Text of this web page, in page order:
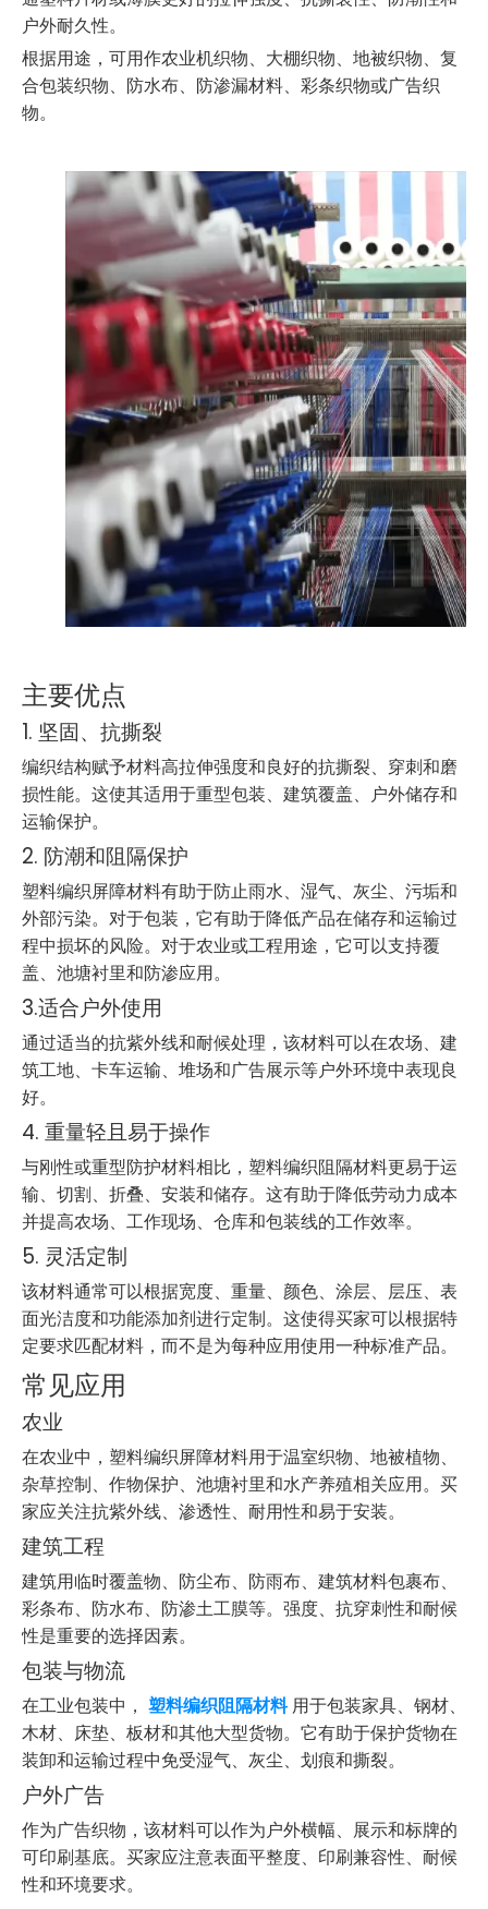
户外耐久性。
根据用途，可用作农业机织物、大棚织物、地被织物、复
合包装织物、防水布、防渗漏材料、彩条织物或广告织
物。
主要优点
1. 坚固、抗撕裂
编织结构赋予材料高拉伸强度和良好的抗撕裂、穿刺和磨
损性能。这使其适用于重型包装、建筑覆盖、户外储存和
运输保护。
2. 防潮和阻隔保护
塑料编织屏障材料有助于防止雨水、湿气、灰尘、污垢和
外部污染。对于包装，它有助于降低产品在储存和运输过
程中损坏的风险。对于农业或工程用途，它可以支持覆
盖、池塘衬里和防渗应用。
3.适合户外使用
通过适当的抗紫外线和耐候处理，该材料可以在农场、建
筑工地、卡车运输、堆场和广告展示等户外环境中表现良
好。
4. 重量轻且易于操作
与刚性或重型防护材料相比，塑料编织阻隔材料更易于运
输、切割、折叠、安装和储存。这有助于降低劳动力成本
并提高农场、工作现场、仓库和包装线的工作效率。
5. 灵活定制
该材料通常可以根据宽度、重量、颜色、涂层、层压、表
面光洁度和功能添加剂进行定制。这使得买家可以根据特
定要求匹配材料，而不是为每种应用使用一种标准产品。
常见应用
农业
在农业中，塑料编织屏障材料用于温室织物、地被植物、
杂草控制、作物保护、池塘衬里和水产养殖相关应用。买
家应关注抗紫外线、渗透性、耐用性和易于安装。
建筑工程
建筑用临时覆盖物、防尘布、防雨布、建筑材料包裹布、
彩条布、防水布、防渗土工膜等。强度、抗穿刺性和耐候
性是重要的选择因素。
包装与物流
在工业包装中， 塑料编织阻隔材料用于包装家具、钢材、
木材、床垫、板材和其他大型货物。它有助于保护货物在
装卸和运输过程中免受湿气、灰尘、划痕和撕裂。
户外广告
作为广告织物，该材料可以作为户外横幅、展示和标牌的
可印刷基底。买家应注意表面平整度、印刷兼容性、耐候
性和环境要求。